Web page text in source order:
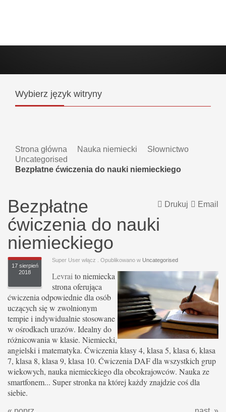
Wybierz język witryny
Strona główna Nauka niemiecki
Słownictwo
Uncategorised
Bezpłatne ćwiczenia do nauki niemieckiego
Email
Drukuj
Bezpłatne
ćwiczenia do nauki
niemieckiego
Super User włącz
17 sierpień
2018
. Opublikowano w Uncategorised
Levrai to niemiecka
strona oferująca
ćwiczenia odpowiednie dla osób
uczących się w zwolnionym
tempie i indywidualnie stosowane
w ośrodkach urazów. Idealny do
różnicowania w klasie. Niemiecki,
angielski i matematyka. Ćwiczenia klasy 4, klasa 5, klasa 6, klasa
7, klasa 8, klasa 9, klasa 10. Ćwiczenia DAF dla wszystkich grup
wiekowych, nauka niemieckiego dla obcokrajowców. Nauka ze
smartfonem... Super stronka na której każdy znajdzie coś dla
siebie.